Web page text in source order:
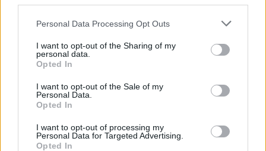
This information may also be disclosed by us to third parties
disclose it to other third parties.
Please note that this website/app uses one or more Google
services and may gather and store information including but
not limited to your visit or usage behaviour. You may click to
grant or deny consent to Google and its third-party tags to
consent section.
Personal Data Processing Opt Outs
I want to opt-out of the Sharing of my
personal data.
Opted In
I want to opt-out of the Sale of my
Personal Data.
Opted In
I want to opt-out of processing my
Personal Data for Targeted Advertising.
Opted In